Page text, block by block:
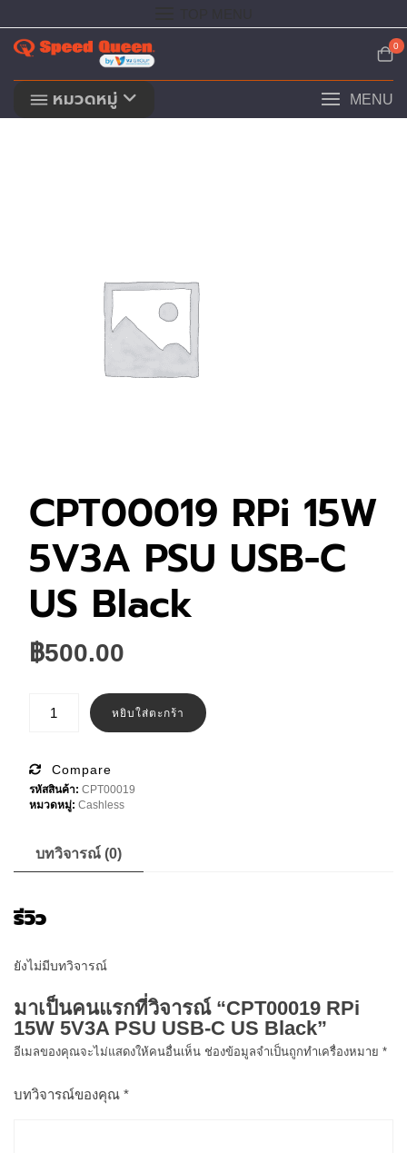
content
0
หมวดหมู่ MENU
CPT00019 RPi 15W
5V3A PSU USB-C
US Black
฿500.00
CPT00019
PSU
USB-
C
US
หยิบใส่ตะกร้า
Compare
รหัสสินค้า: CPT00019
หมวดหมู่: Cashless
บทวิจารณ์ (0)
รีวิว
ยังไม่มีบทวิจารณ์
มาเป็นคนแรกที่วิจารณ์ “CPT00019 RPi
15W 5V3A PSU USB-C US Black”
อีเมลของคุณจะไม่แสดงให้คนอื่นเห็น ช่องข้อมูลจำเป็นถูกทำเครื่องหมาย *
บทวิจารณ์ของคุณ *